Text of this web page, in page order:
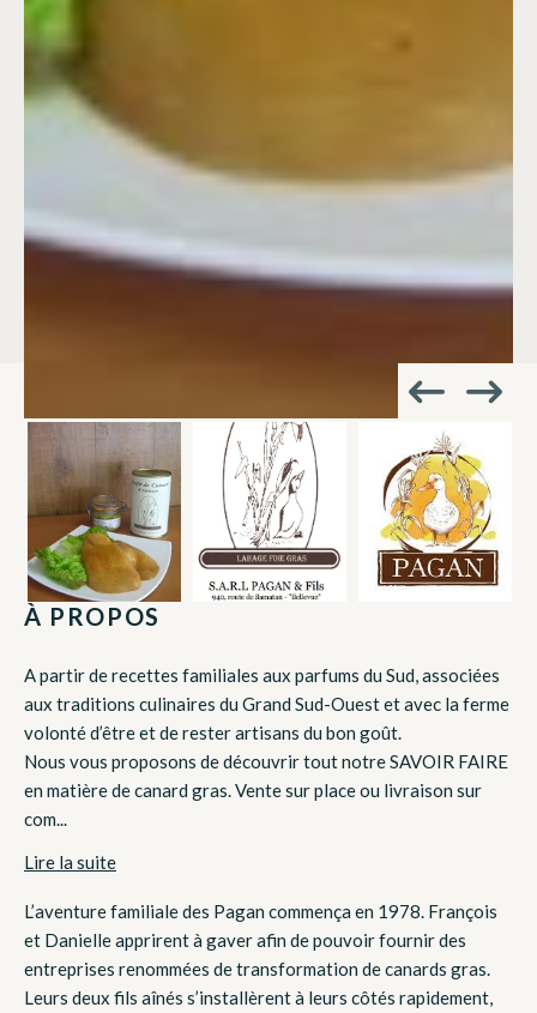
À PROPOS
A partir de recettes familiales aux parfums du Sud, associées
aux traditions culinaires du Grand Sud-Ouest et avec la ferme
volonté d’être et de rester artisans du bon goût.
Nous vous proposons de découvrir tout notre SAVOIR FAIRE
en matière de canard gras. Vente sur place ou livraison sur
com...
Lire la suite
L’aventure familiale des Pagan commença en 1978. François
et Danielle apprirent à gaver afin de pouvoir fournir des
entreprises renommées de transformation de canards gras.
Leurs deux fils aînés s’installèrent à leurs côtés rapidement,